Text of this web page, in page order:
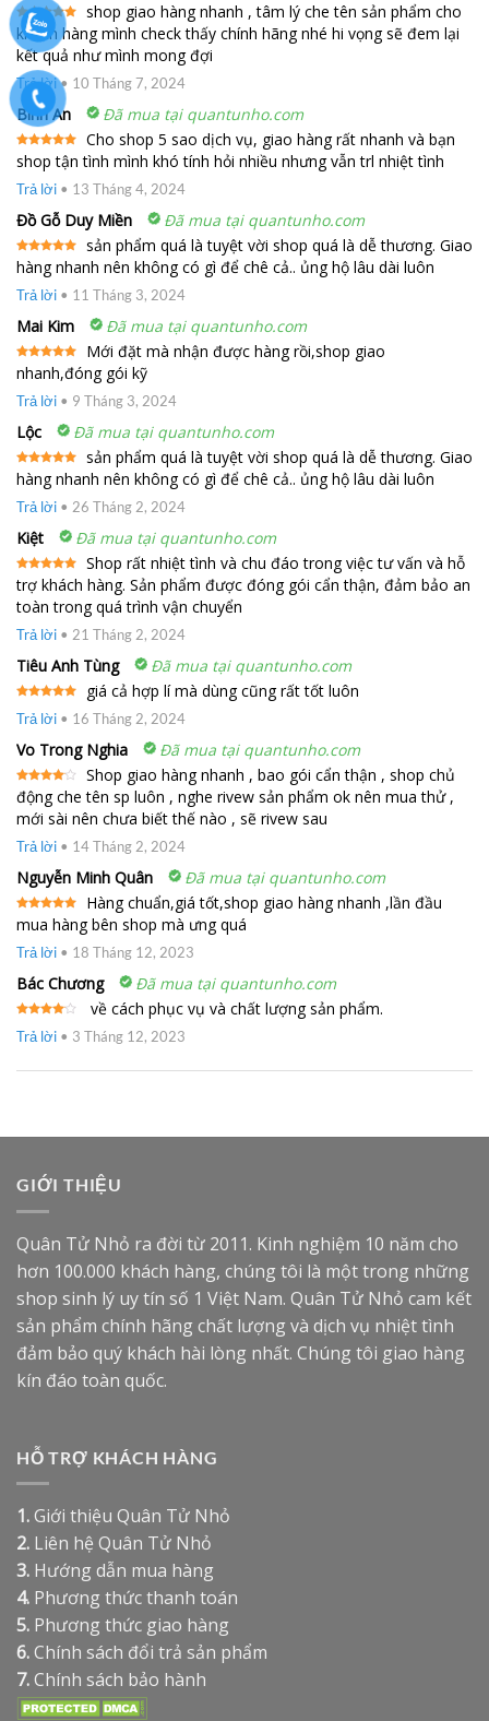
Được xếp
hạng5 5
sao
shop giao hàng nhanh , tâm lý che tên sản phẩm cho
khách hàng mình check thấy chính hãng nhé hi vọng sẽ đem lại
kết quả như mình mong đợi
Trả lời• 10 Tháng 7, 2024
Bình An Đã mua tại quantunho.com
Được xếp
hạng5 5
sao
Cho shop 5 sao dịch vụ, giao hàng rất nhanh và bạn
shop tận tình mình khó tính hỏi nhiều nhưng vẫn trl nhiệt tình
Trả lời • 13 Tháng 4, 2024
Đồ Gỗ Duy Miền Đã mua tại quantunho.com
Được xếp
hạng5 5
sao
sản phẩm quá là tuyệt vời shop quá là dễ thương. Giao
hàng nhanh nên không có gì để chê cả.. ủng hộ lâu dài luôn
Trả lời • 11 Tháng 3, 2024
Mai Kim Đã mua tại quantunho.com
Được xếp
hạng 5 5
sao
Mới đặt mà nhận được hàng rồi,shop giao
nhanh,đóng gói kỹ
Trả lời • 9 Tháng 3, 2024
Lộc Đã mua tại quantunho.com
Được xếp
hạng5 5
sao
sản phẩm quá là tuyệt vời shop quá là dễ thương. Giao
hàng nhanh nên không có gì để chê cả.. ủng hộ lâu dài luôn
Trả lời • 26 Tháng 2, 2024
Kiệt Đã mua tại quantunho.com
Được xếp
hạng5 5
sao
Shop rất nhiệt tình và chu đáo trong việc tư vấn và hỗ
trợ khách hàng. Sản phẩm được đóng gói cẩn thận, đảm bảo an
toàn trong quá trình vận chuyển
Trả lời • 21 Tháng 2, 2024
Tiêu Anh Tùng Đã mua tại quantunho.com
hạng5 5
giá cả hợp lí mà dùng cũng rất tốt luôn
Trả lời • 16 Tháng 2, 2024
Vo Trong Nghia Đã mua tại quantunho.com
Được
xếp
hạng 4
5 sao
Shop giao hàng nhanh , bao gói cẩn thận , shop chủ
động che tên sp luôn , nghe rivew sản phẩm ok nên mua thử ,
mới sài nên chưa biết thế nào , sẽ rivew sau
Trả lời • 14 Tháng 2, 2024
Nguyễn Minh Quân Đã mua tại quantunho.com
Được xếp
hạng 5 5
sao
Hàng chuẩn,giá tốt,shop giao hàng nhanh ,lần đầu
mua hàng bên shop mà ưng quá
Trả lời • 18 Tháng 12, 2023
Bác Chương Đã mua tại quantunho.com
xếp
về cách phục vụ và chất lượng sản phẩm.
Trả lời • 3 Tháng 12, 2023
GIỚI THIỆU
Quân Tử Nhỏ ra đời từ 2011. Kinh nghiệm 10 năm cho
hơn 100.000 khách hàng, chúng tôi là một trong những
shop sinh lý uy tín số 1 Việt Nam. Quân Tử Nhỏ cam kết
sản phẩm chính hãng chất lượng và dịch vụ nhiệt tình
đảm bảo quý khách hài lòng nhất. Chúng tôi giao hàng
kín đáo toàn quốc.
HỖ TRỢ KHÁCH HÀNG
1.Giới thiệu Quân Tử Nhỏ
2. Liên hệ Quân Tử Nhỏ
3. Hướng dẫn mua hàng
4. Phương thức thanh toán
5. Phương thức giao hàng
6.Chính sách đổi trả sản phẩm
7.Chính sách bảo hành